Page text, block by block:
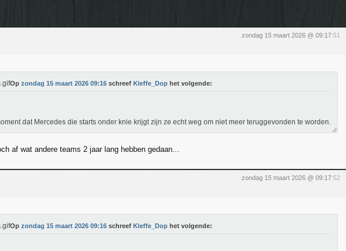
zondag 15 maart 2026 @ 09:17:51
Op zondag 15 maart 2026 09:16 schreef Kleffe_Dop het volgende:
dat Mercedes die starts onder knie krijgt zijn ze echt weg om niet meer teruggevonden te worden.
af wat andere teams 2 jaar lang hebben gedaan...
zondag 15 maart 2026 @ 09:17:52
Op zondag 15 maart 2026 09:16 schreef Kleffe_Dop het volgende: